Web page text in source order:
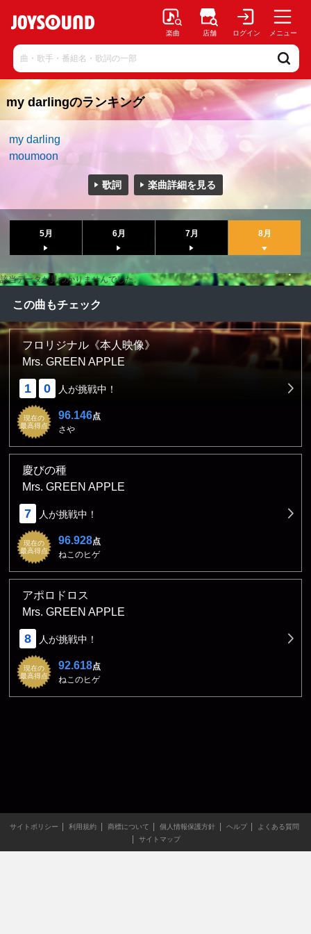
楽曲 店舗 ログイン メニュー
my darlingのランキング
my darling
moumoon
歌詞 楽曲詳細を見る
5月 6月 7月 8月
該当データが見つかりませんでした。
この曲もチェック
フロリジナル《本人映像》
Mrs. GREEN APPLE
1 0 人が挑戦中！
現在の
最高得点
96.146点
さや
慶びの種
Mrs. GREEN APPLE
7 人が挑戦中！
現在の
最高得点
96.928点
ねこのヒゲ
アポロドロス
Mrs. GREEN APPLE
8 人が挑戦中！
現在の
最高得点
92.618点
ねこのヒゲ
サイトポリシー 利用規約 商標について 個人情報保護方針 ヘルプ
よくある質問
サイトマップ